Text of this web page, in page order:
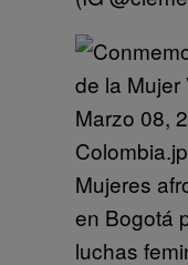
Mujeres
en Bogotá
luchas